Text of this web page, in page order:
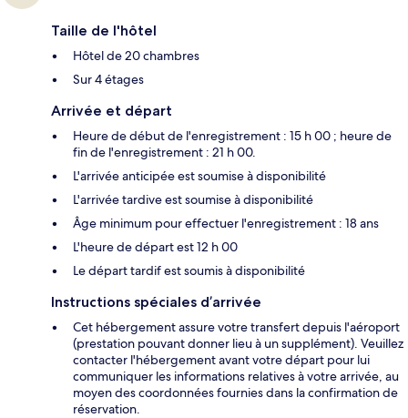
Taille de l'hôtel
Hôtel de 20 chambres
Sur 4 étages
Arrivée et départ
Heure de début de l'enregistrement : 15 h 00 ; heure de
fin de l'enregistrement : 21 h 00.
L'arrivée anticipée est soumise à disponibilité
L'arrivée tardive est soumise à disponibilité
Âge minimum pour effectuer l'enregistrement : 18 ans
L'heure de départ est 12 h 00
Le départ tardif est soumis à disponibilité
Instructions spéciales d’arrivée
Cet hébergement assure votre transfert depuis l'aéroport
(prestation pouvant donner lieu à un supplément). Veuillez
contacter l'hébergement avant votre départ pour lui
communiquer les informations relatives à votre arrivée, au
moyen des coordonnées fournies dans la confirmation de
réservation.